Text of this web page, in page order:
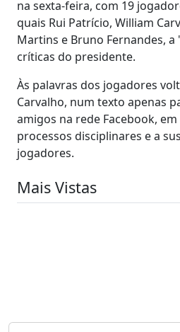
na sexta-feira, com 19
quais Rui Patrício, William
Martins e Bruno Fernandes,
críticas do presidente.
Às palavras dos jogadores
Carvalho, num texto apenas
amigos na rede Facebook,
processos disciplinares e a
jogadores.
Mais Vistas